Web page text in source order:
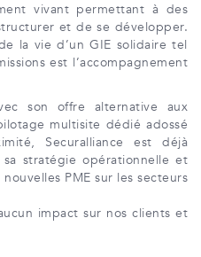
vivant permettant à des
et de se développer.
la vie d’un GIE solidaire tel
est l’accompagnement
son offre alternative aux
multisite dédié adossé
Securalliance est déjà
stratégie opérationnelle et
PME sur les secteurs
impact sur nos clients et